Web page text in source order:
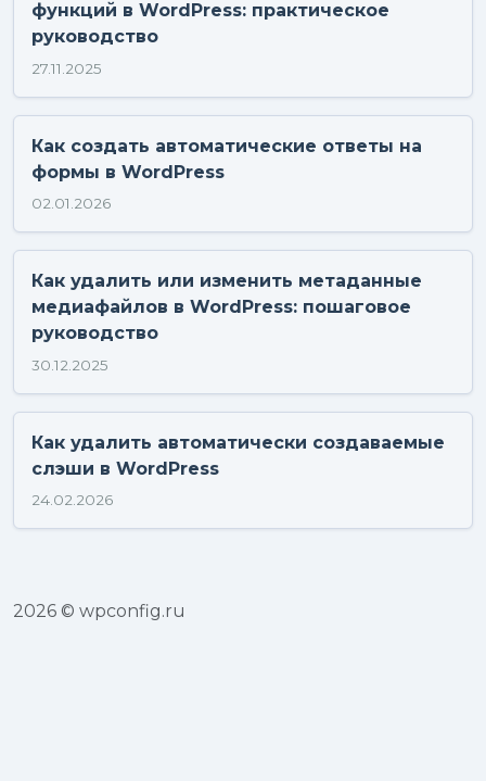
функций в WordPress: практическое
руководство
27.11.2025
Как создать автоматические ответы на
формы в WordPress
02.01.2026
Как удалить или изменить метаданные
медиафайлов в WordPress: пошаговое
руководство
30.12.2025
Как удалить автоматически создаваемые
слэши в WordPress
24.02.2026
2026 © wpconfig.ru